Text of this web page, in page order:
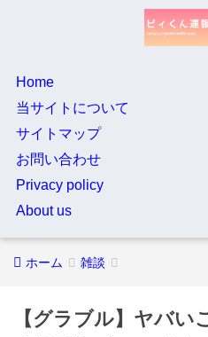
Home
当サイトについて
サイトマップ
お問い合わせ
Privacy policy
About us
ホーム 雑談
【グラブル】ヤバ